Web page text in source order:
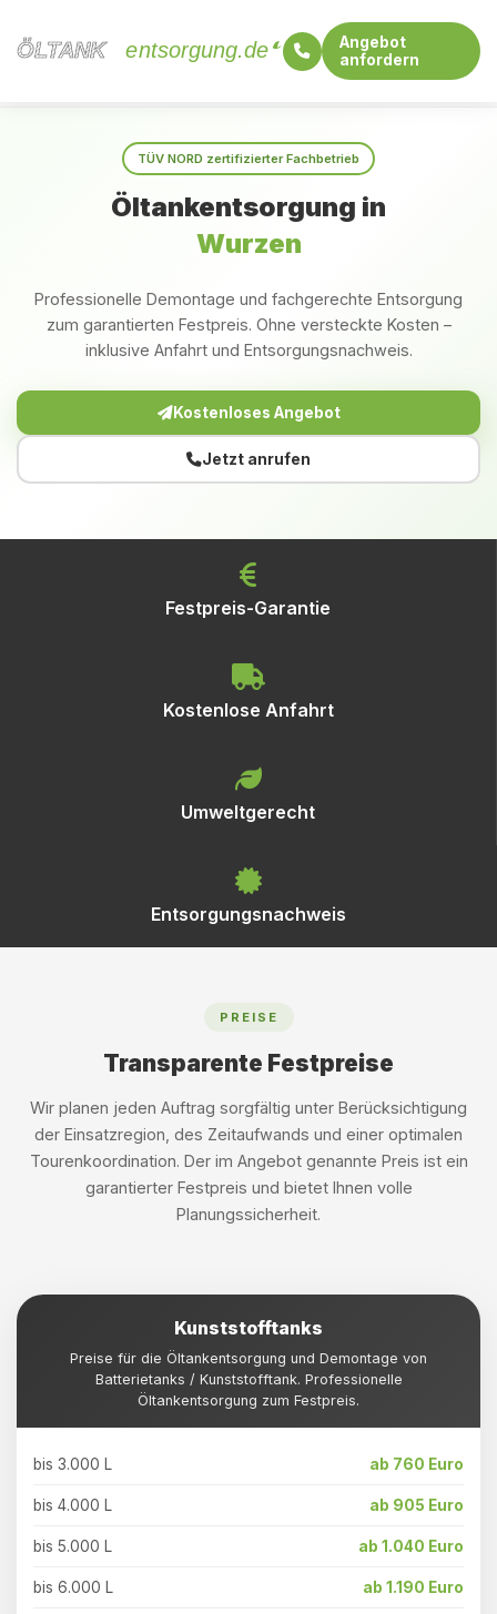
ÖLTANK
ÖLTANK entsorgung.de
Angebot
anfordern
TÜV NORD zertifizierter Fachbetrieb
Öltankentsorgung in
Wurzen
Professionelle Demontage und fachgerechte Entsorgung
zum garantierten Festpreis. Ohne versteckte Kosten –
inklusive Anfahrt und Entsorgungsnachweis.
Kostenloses Angebot
Jetzt anrufen
Festpreis-Garantie
Kostenlose Anfahrt
Umweltgerecht
Entsorgungsnachweis
PREISE
Transparente Festpreise
Wir planen jeden Auftrag sorgfältig unter Berücksichtigung
der Einsatzregion, des Zeitaufwands und einer optimalen
Tourenkoordination. Der im Angebot genannte Preis ist ein
garantierter Festpreis und bietet Ihnen volle
Planungssicherheit.
Kunststofftanks
Preise für die Öltankentsorgung und Demontage von
Batterietanks / Kunststofftank. Professionelle
Öltankentsorgung zum Festpreis.
bis 3.000 L ab 760 Euro
bis 4.000 L ab 905 Euro
bis 5.000 L ab 1.040 Euro
bis 6.000 L ab 1.190 Euro